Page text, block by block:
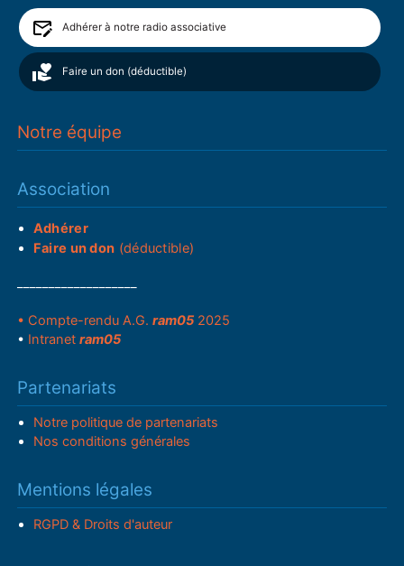
Adhérer à notre radio associative
Faire un don (déductible)
Notre équipe
Association
Adhérer
Faire un don (déductible)
• Compte-rendu A.G.ram05 2025
• Intranetram05
Partenariats
Notre politique de partenariats
Nos conditions générales
Mentions légales
RGPD & Droits d'auteur